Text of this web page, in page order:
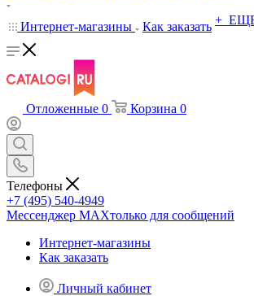
Интернет-магазины Как заказать +
Отложенные 0 Корзина 0
Телефоны
+7 (495) 540-4949
Мессенджер МАХтолько для сообщений
Интернет-магазины
Как заказать
Личный кабинет